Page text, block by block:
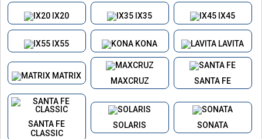
IX20 IX35 IX45
IX55 KONA LAVITA
MATRIX
MAXCRUZ SANTA FE
SANTA FE
CLASSIC
SOLARIS SONATA